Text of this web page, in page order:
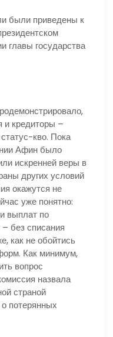
были приведены к
главы государства
и кредиторы –
кво. Пока
Афин было
искренней веры в
других условий
окажутся не
уже понятно:
выплат по
без списания
как не обойтись
Как минимум,
вопрос
назвала
страной
потерянных